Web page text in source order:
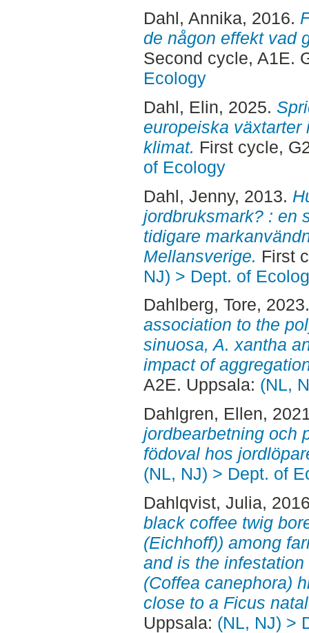
Dahl, Annika, 2016.
de någon effekt vad
Second cycle, A1E.
Ecology
Dahl, Elin, 2025.
europeiska växtarter
klimat. First cycle,
of Ecology
Dahl, Jenny, 2013.
jordbruksmark? : en
tidigare
Mellansverige. First
NJ) > Dept. of
Dahlberg, Tore,
association to the
sinuosa, A. xantha
impact of
A2E. Uppsala: (NL,
Dahlgren, Ellen,
jordbearbetning och
födoval hos
(NL, NJ) > Dept. of
Dahlqvist, Julia,
black coffee twig
(Eichhoff)) among
and is the
(Coffea canephora)
close to a Ficus
Uppsala: (NL, NJ) >